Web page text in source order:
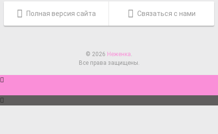
Полная версия сайта Связаться с нами
© 2026 Неженка.
Все права защищены.